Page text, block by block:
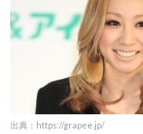
出典：https://grapee.jp/